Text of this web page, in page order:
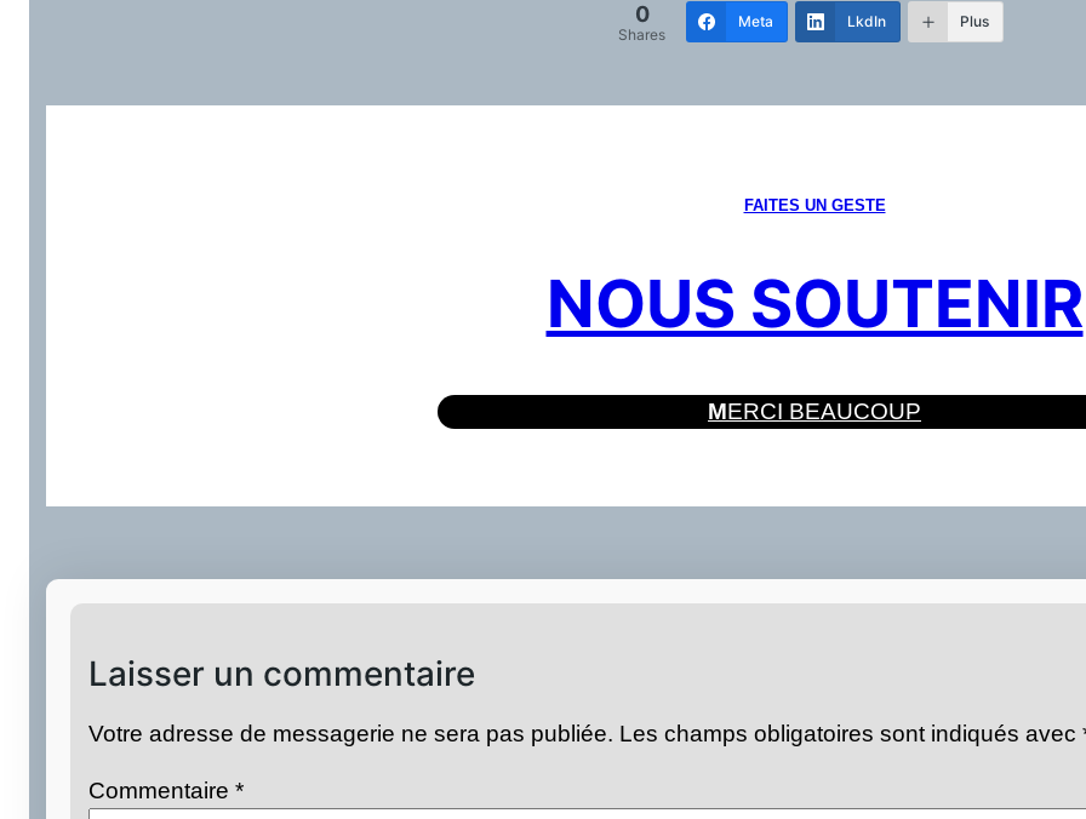
0
Shares
Meta LkdIn Plus
FAITES UN GESTE
NOUS SOUTENIR
MERCI BEAUCOUP
Laisser un commentaire
Votre adresse de messagerie ne sera pas publiée. Les champs obligatoires sont indiqués avec
Commentaire*